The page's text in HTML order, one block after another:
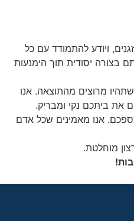
ויודע להתמודד עם כל
בצורה יסודית תוך הימנעות
שתהיו מרוצים מהתוצאה. אנו
את ביתכם נקי ומבריק.
אנו מאמינים שכל אדם
מוחלטת.